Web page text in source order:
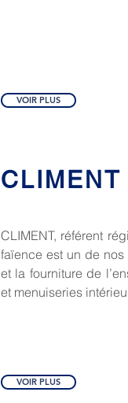
VOIR PLUS
CLIMENT
CLIMENT, référent
faïence est un de
et la fourniture de
et menuiseries
VOIR PLUS